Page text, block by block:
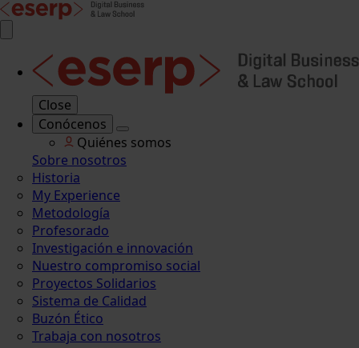
Close
Conócenos
Quiénes somos
Sobre nosotros
Historia
My Experience
Metodología
Profesorado
Investigación e innovación
Nuestro compromiso social
Proyectos Solidarios
Sistema de Calidad
Buzón Ético
Trabaja con nosotros